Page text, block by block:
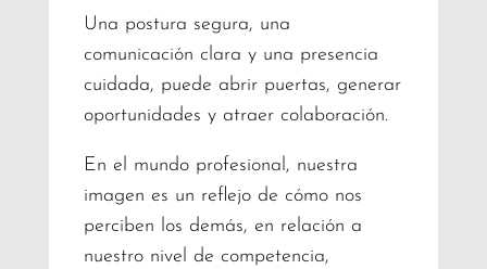
Una postura segura, una
comunicación clara y una presencia
cuidada, puede abrir puertas, generar
oportunidades y atraer colaboración.
En el mundo profesional, nuestra
imagen es un reflejo de cómo nos
perciben los demás, en relación a
nuestro nivel de competencia,